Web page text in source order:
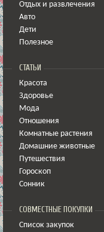
Отдых и развлечения
Авто
Дети
Полезное
СТАТЬИ
Красота
Здоровье
Мода
Отношения
Комнатные растения
Домашние животные
Путешествия
Гороскоп
Сонник
СОВМЕСТНЫЕ ПОКУПКИ
Список закупок